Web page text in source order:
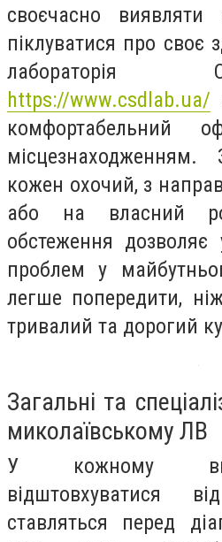
своєчасно виявляти
піклуватися про своє
https://www.csdlab.ua/
комфортабельний
місцезнаходженням.
кожен охочий, з
або на власний
обстеження дозволяє
проблем у
легше попередити,
тривалий та дорогий
Загальні та
миколаївському ЛВ
У кожному
відштовхуватися
ставляться перед